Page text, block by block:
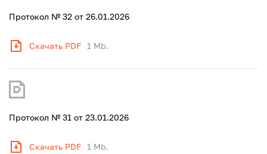
Протокол № 32 от 26.01.2026
Скачать PDF 1 Mb.
Протокол № 31 от 23.01.2026
Скачать PDF 1 Mb.